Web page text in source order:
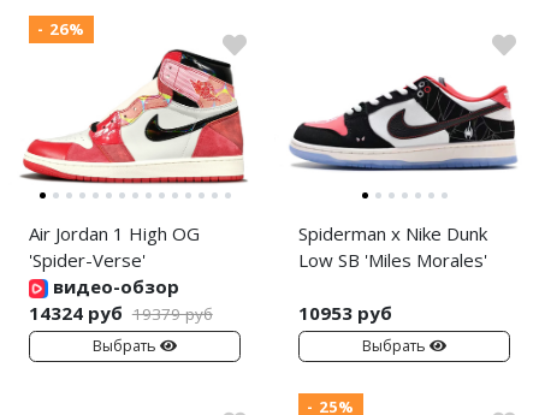
- 26%
Air Jordan 1 High OG
'Spider-Verse'
видео-обзор
14324 руб 19379 руб
Выбрать
Spiderman x Nike Dunk
Low SB 'Miles Morales'
10953 руб
Выбрать
- 25%